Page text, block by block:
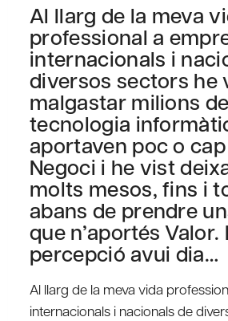
Al llarg de la meva
professional a
internacionals i
diversos sectors he
malgastar milions
tecnologia
aportaven poc o
Negoci i he vist
molts mesos, fins i
abans de prendre
que n’aportés Valor.
percepció avui dia…
Al llarg de la meva vida
internacionals i nacionals de